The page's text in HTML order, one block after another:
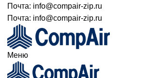
Почта: info@compair-zip.ru
Почта: info@compair-zip.ru
Меню